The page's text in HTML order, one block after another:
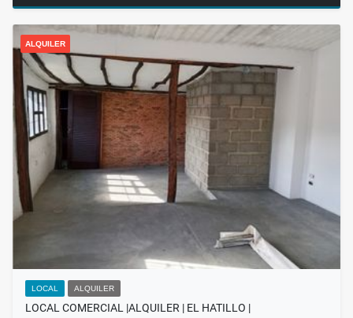
ALQUILER
LOCAL ALQUILER
LOCAL COMERCIAL |ALQUILER | EL HATILLO |